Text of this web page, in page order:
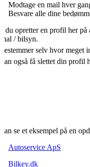
Modtage en mail hver
Besvare alle dine
du opretter en profil her på
/ bilsyn.
selv hvor meget
også få slettet din profil
se et eksempel på en
Autoservice ApS
Bilkey.dk